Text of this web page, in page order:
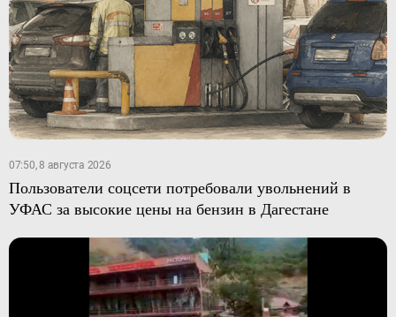
07:50, 8 августа 2026
Пользователи соцсети потребовали увольнений в
УФАС за высокие цены на бензин в Дагестане